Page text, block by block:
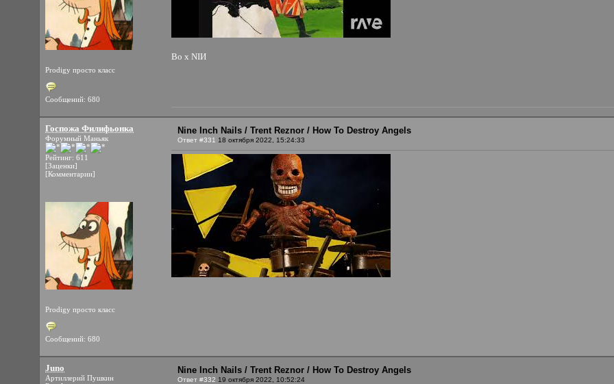
Prodigy просто класс
Сообщений: 680
Bo x NIИ
Госпожа Филифьонка
Форумный Маньяк
Рейтинг: 611
[Заценки]
[Комментарии]
Prodigy просто класс
Сообщений: 680
Nine Inch Nails / Trent Reznor / How To Destroy Angels
Ответ #331 18 октября 2022, 15:24:33
Juno
Артиллерий Пушкин
Nine Inch Nails / Trent Reznor / How To Destroy Angels
Ответ #332 19 октября 2022, 10:52:24